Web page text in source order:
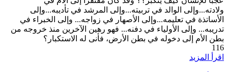
ولادته...وإلى الوالد في تربيته...وإلى المرشد في تأديبه...وإلى
الأساتذة في تعليمه...وإلى الأصهار في زواجه... وإلى الخبراء في
تدريبه... وإلى الأولياء في دفنه... فهو رهين الآخرين منذ خروجه من
بطن الأم إلى دخوله في بطن الأرض، فأنى له الاستكبار؟
116
اقرأ المزيد